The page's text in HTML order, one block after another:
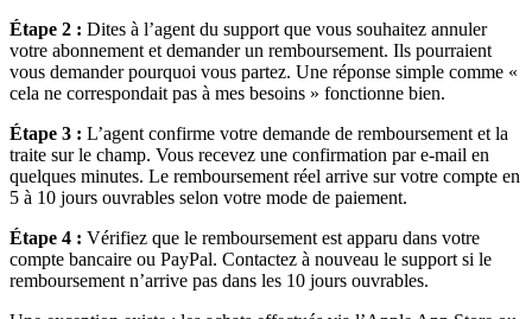
Étape 2 : Dites à l’agent du support que vous souhaitez annuler
votre abonnement et demander un remboursement. Ils pourraient
vous demander pourquoi vous partez. Une réponse simple comme «
cela ne correspondait pas à mes besoins » fonctionne bien.
Étape 3 : L’agent confirme votre demande de remboursement et la
traite sur le champ. Vous recevez une confirmation par e-mail en
quelques minutes. Le remboursement réel arrive sur votre compte en
5 à 10 jours ouvrables selon votre mode de paiement.
Étape 4 : Vérifiez que le remboursement est apparu dans votre
compte bancaire ou PayPal. Contactez à nouveau le support si le
remboursement n’arrive pas dans les 10 jours ouvrables.